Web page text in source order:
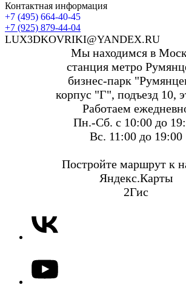
Контактная информация
+7 (495) 664-40-45
+7 (925) 879-44-04
LUX3DKOVRIKI@YANDEX.RU
Мы находимся в
станция метро
бизнес-парк
корпус "Г", подъезд 10,
Работаем
Пн.-Сб. с 10:00 до
Вс. 11:00 до 19:00
Постройте маршрут к
Яндекс.Карты
2Гис